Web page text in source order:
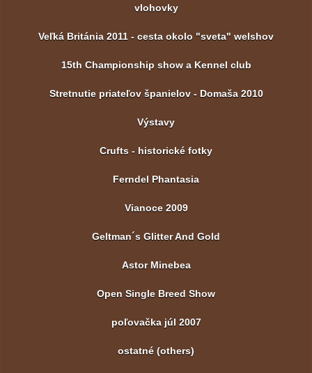
vlohovky
Veľká Británia 2011 - cesta okolo "sveta" welshov
15th Championship show a Kennel club
Stretnutie priateľov španielov - Domaša 2010
Výstavy
Crufts - historické fotky
Ferndel Phantasia
Vianoce 2009
Geltman´s Glitter And Gold
Astor Minebea
Open Single Breed Show
poľovačka júl 2007
ostatné (others)